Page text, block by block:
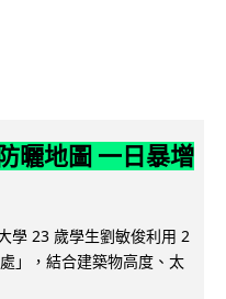
曬地圖 一日暴增
學 23 歲學生劉敏俊利用 2
」，結合建築物高度、太